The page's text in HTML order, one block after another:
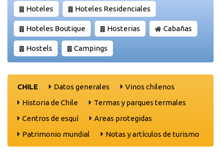
Hoteles Hoteles Residenciales
Hoteles Boutique Hosterias Cabañas
Hostels Campings
CHILE Datos generales
Vinos chilenos
Historia de Chile
Termas y parques termales
Centros de esquí
Areas protegidas
Patrimonio mundial
Notas y artículos de turismo